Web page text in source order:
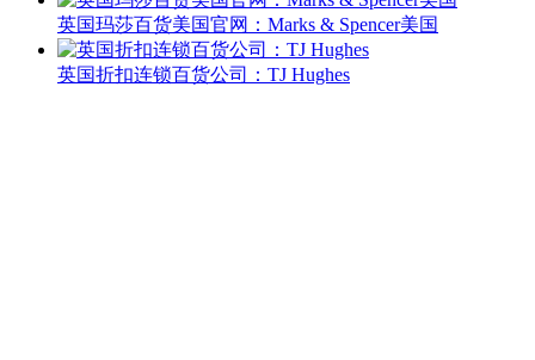
英国玛莎百货美国官网：Marks & Spencer美国
英国折扣连锁百货公司：TJ Hughes